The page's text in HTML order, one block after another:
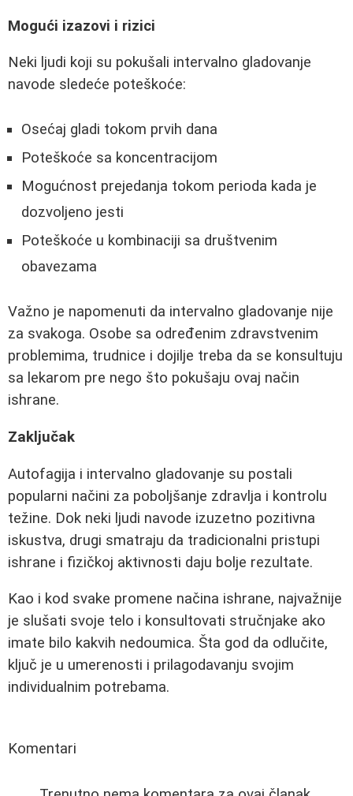
Mogući izazovi i rizici
Neki ljudi koji su pokušali intervalno gladovanje
navode sledeće poteškoće:
Osećaj gladi tokom prvih dana
Poteškoće sa koncentracijom
Mogućnost prejedanja tokom perioda kada je
dozvoljeno jesti
Poteškoće u kombinaciji sa društvenim
obavezama
Važno je napomenuti da intervalno gladovanje nije
za svakoga. Osobe sa određenim zdravstvenim
problemima, trudnice i dojilje treba da se konsultuju
sa lekarom pre nego što pokušaju ovaj način
ishrane.
Zaključak
Autofagija i intervalno gladovanje su postali
popularni načini za poboljšanje zdravlja i kontrolu
težine. Dok neki ljudi navode izuzetno pozitivna
iskustva, drugi smatraju da tradicionalni pristupi
ishrane i fizičkoj aktivnosti daju bolje rezultate.
Kao i kod svake promene načina ishrane, najvažnije
je slušati svoje telo i konsultovati stručnjake ako
imate bilo kakvih nedoumica. Šta god da odlučite,
ključ je u umerenosti i prilagodavanju svojim
individualnim potrebama.
Komentari